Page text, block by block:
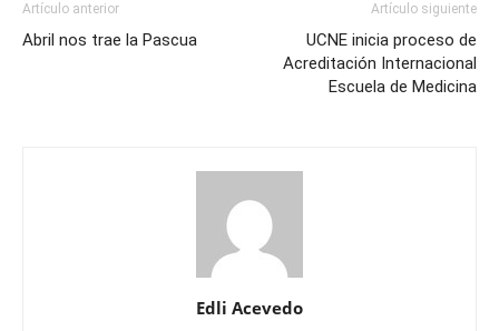
Artículo anterior
Abril nos trae la Pascua
Artículo siguiente
UCNE inicia proceso de
Acreditación Internacional
Escuela de Medicina
Edli Acevedo